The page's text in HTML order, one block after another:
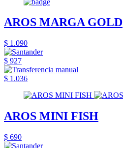
AROS MARGA GOLD
$ 1.090
$ 927
$ 1.036
AROS MINI FISH
$ 690